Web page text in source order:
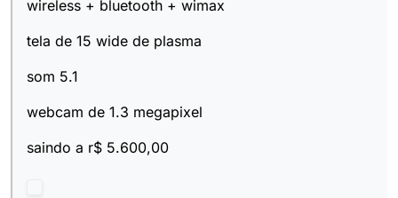
wireless + bluetooth + wimax
tela de 15 wide de plasma
som 5.1
webcam de 1.3 megapixel
saindo a r$ 5.600,00